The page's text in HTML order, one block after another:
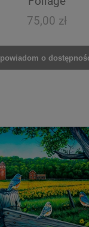
75,00 zł
powiadom o